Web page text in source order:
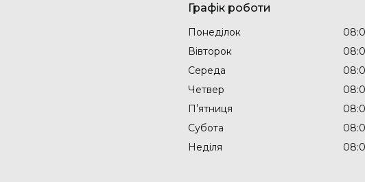
Графік роботи
Понеділок
Вівторок
Середа
Четвер
Пʼятниця
Субота
Неділя